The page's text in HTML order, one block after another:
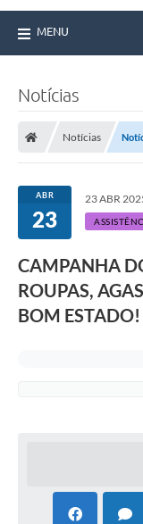
MENU
Notícias
Notícias
ABR
23
23 ABR
CAMPANHA
ROUPAS,
BOM ESTADO!